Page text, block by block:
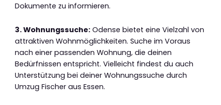
Dokumente zu informieren.
3. Wohnungssuche: Odense bietet eine Vielzahl von
attraktiven Wohnmöglichkeiten. Suche im Voraus
nach einer passenden Wohnung, die deinen
Bedürfnissen entspricht. Vielleicht findest du auch
Unterstützung bei deiner Wohnungssuche durch
Umzug Fischer aus Essen.